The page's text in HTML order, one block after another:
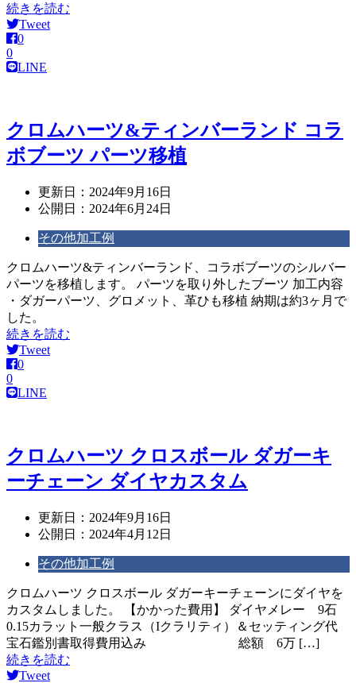
続きを読む
Tweet
0
0
LINE
クロムハーツ&ティンバーランド コラ
ボブーツ パーツ移植
更新日： 2024年9月16日
公開日： 2024年6月24日
その他加工例
クロムハーツ&ティンバーランド、コラボブーツのシルバー
パーツを移植します。 パーツを取り外したブーツ 加工内容
・ダガーパーツ、グロメット、革ひも移植 納期は約3ヶ月で
した。
続きを読む
Tweet
0
0
LINE
クロムハーツ クロスボール ダガーキ
ーチェーン ダイヤカスタム
更新日： 2024年9月16日
公開日： 2024年4月12日
その他加工例
クロムハーツ クロスボール ダガーキーチェーンにダイヤを
カスタムしました。 【かかった費用】 ダイヤメレー 9石
0.15カラット一般クラス（Iクラリティ）＆セッティング代
宝石鑑別書取得費用込み 総額 6万 […]
続きを読む
Tweet